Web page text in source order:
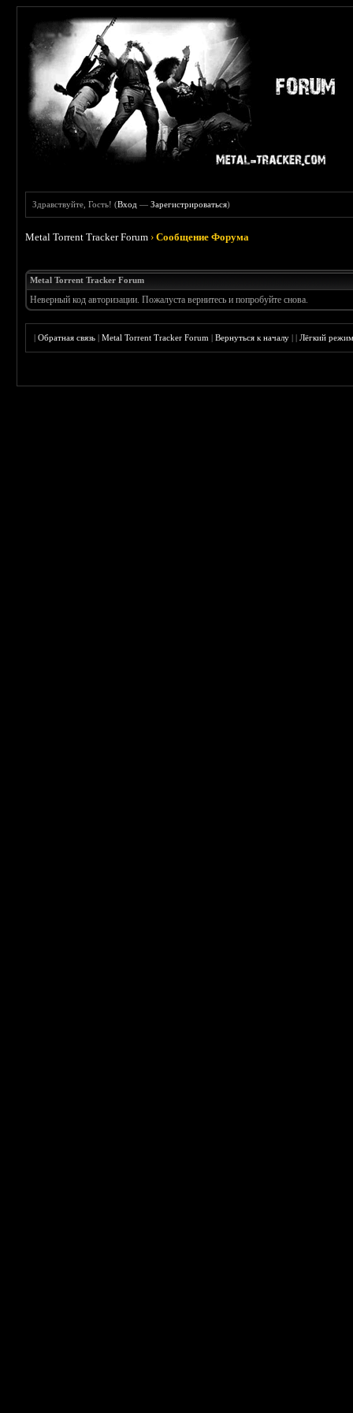
Здравствуйте, Гость! (Вход —Зарегистрироваться)
Metal Torrent Tracker Forum ›Сообщение Форума
Metal Torrent Tracker Forum
Неверный код авторизации. Пожалуста вернитесь и попробуйте снова.
|Обратная связь |Metal Torrent Tracker Forum |Вернуться к началу ||Лёгкий